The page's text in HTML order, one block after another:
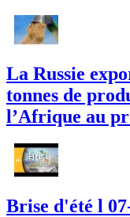
La Russie
tonnes de
l’Afrique au
Brise d'été l